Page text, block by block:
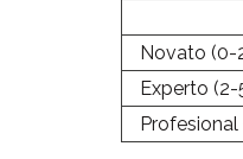
Novato (0-
Experto (2-
Profesional